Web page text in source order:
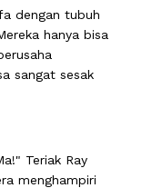
dengan tubuh
hanya bisa
sangat sesak
Teriak Ray
menghampiri